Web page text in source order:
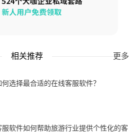
相关推荐 更多
何选择最合适的在线客服软件？
服软件如何帮助旅游行业提供个性化的客